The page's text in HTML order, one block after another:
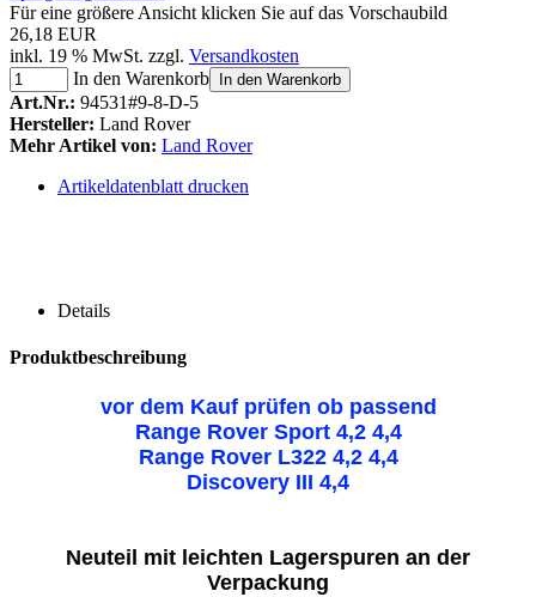
Für eine größere Ansicht klicken Sie auf das Vorschaubild
26,18 EUR
inkl. 19 % MwSt. zzgl. Versandkosten
In den Warenkorb
In den Warenkorb
Art.Nr.: 94531#9-8-D-5
Hersteller: Land Rover
Mehr Artikel von: Land Rover
Artikeldatenblatt drucken
Details
Produktbeschreibung
vor dem Kauf prüfen ob passend
Range Rover Sport 4,2 4,4
Range Rover L322 4,2 4,4
Discovery III 4,4
Neuteil mit leichten Lagerspuren an der
Verpackung